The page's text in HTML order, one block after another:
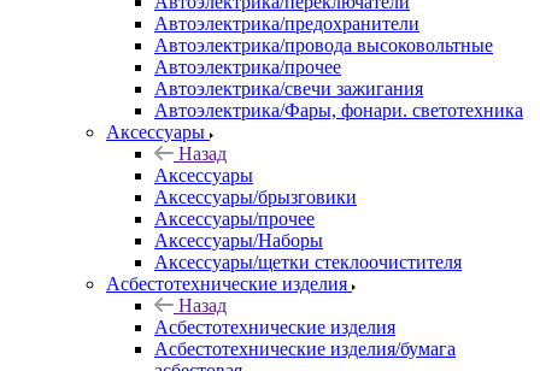
Автоэлектрика/предохранители
Автоэлектрика/провода высоковольтные
Автоэлектрика/прочее
Автоэлектрика/свечи зажигания
Автоэлектрика/Фары, фонари. светотехника
Аксессуары
Назад
Аксессуары
Аксессуары/брызговики
Аксессуары/прочее
Аксессуары/Наборы
Аксессуары/щетки стеклоочистителя
Асбестотехнические изделия
Назад
Асбестотехнические изделия
Асбестотехнические изделия/бумага